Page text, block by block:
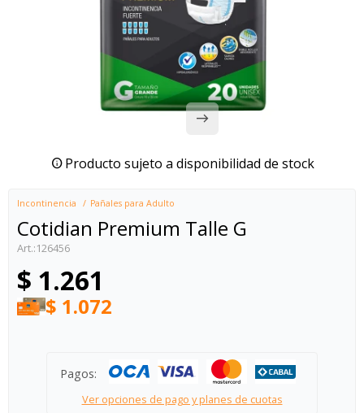
Producto sujeto a disponibilidad de stock
Incontinencia Pañales para Adulto
Cotidian Premium Talle G
126456
$ 1.261
$ 1.072
Pagos:
Ver opciones de pago y planes de cuotas